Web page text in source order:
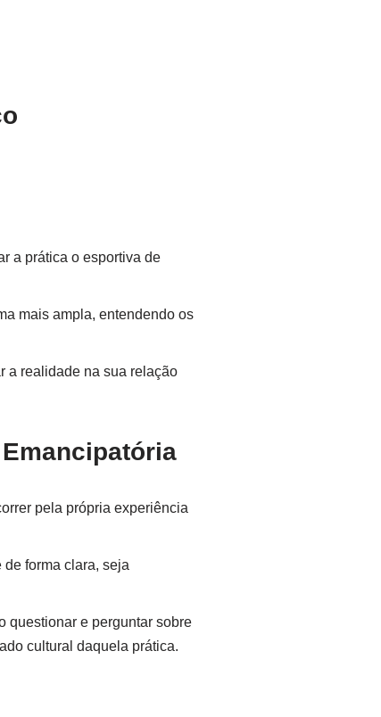
a prática o esportiva de
mais ampla, entendendo os
a realidade na sua relação
pela própria experiência
forma clara, seja
questionar e perguntar sobre
cultural daquela prática.